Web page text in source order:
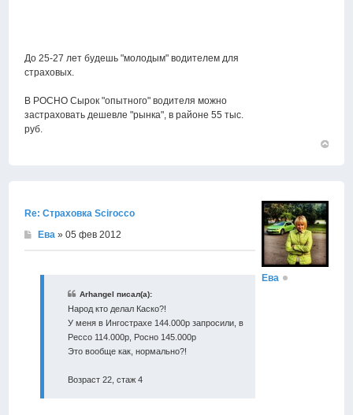
До 25-27 лет будешь "молодым" водителем для
страховых.
В РОСНО Сырок "опытного" водителя можно
застраховать дешевле "рынка", в районе 55 тыс.
руб.
Re: Страховка Scirocco
Ева » 05 фев 2012
Arhangel писал(а):
Народ кто делал Каско?!
У меня в Ингострахе 144.000р запросили, в
Рессо 114.000р, Росно 145.000р
Это вообще как, нормально?!
Возраст 22, стаж 4
Ева